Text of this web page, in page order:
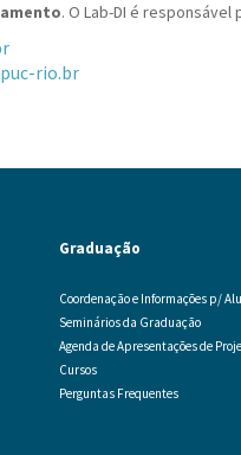
. O Lab-DI é
rio.br
Graduação
Coordenação e Informações p/
Seminários da Graduação
Agenda de Apresentações de
Cursos
Perguntas Frequentes